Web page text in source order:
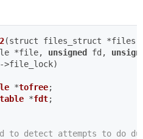
(struct files_struct *files,
*file,
unsigned fd,
>file_lock)
*tofree;
*fdt;
to detect attempts to do